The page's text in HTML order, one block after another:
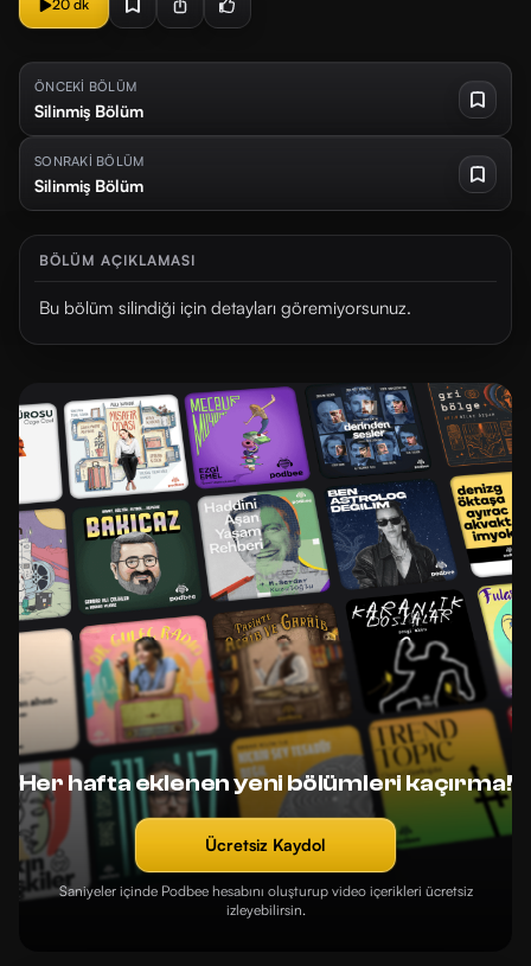
20 dk
ÖNCEKİ BÖLÜM
Silinmiş Bölüm
SONRAKİ BÖLÜM
Silinmiş Bölüm
BÖLÜM AÇIKLAMASI
Bu bölüm silindiği için detayları göremiyorsunuz.
Her hafta eklenen yeni bölümleri kaçırma!
Ücretsiz Kaydol
Saniyeler içinde Podbee hesabını oluşturup video içerikleri ücretsiz
izleyebilirsin.